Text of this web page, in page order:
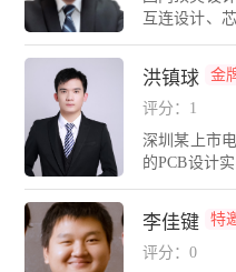
位，涵盖的
产品，医疗
互连设计、
理经验，精
yperLynx等
上市公司/国
DA无忧学院
企业进行
忧学院
为企业提供
层次技术人
会员，推动
及；连续三
洪镇球
金
评分：1
深圳某上市
的PCB设计
S 、AD等
镜、车机、
家电等产品的
李佳键
特
评分：0